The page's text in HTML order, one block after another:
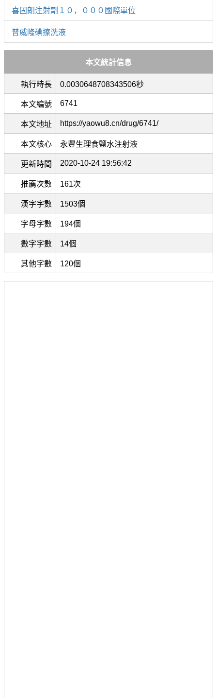
喜固朗注射劑１０，０００國際單位
普威隆碘擦洗液
本文統計信息
執行時長 0.0030648708343506秒
本文編號 6741
本文地址 https://yaowu8.cn/drug/6741/
本文核心 永豐生理食鹽水注射液
更新時間 2020-10-24 19:56:42
推薦次數 161次
漢字字數 1503個
字母字數 194個
數字字數 14個
其他字數 120個